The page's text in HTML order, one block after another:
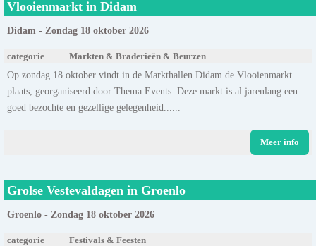
Vlooienmarkt in Didam
Didam - Zondag 18 oktober 2026
categorie Markten & Braderieën & Beurzen
Op zondag 18 oktober vindt in de Markthallen Didam de Vlooienmarkt
plaats, georganiseerd door Thema Events. Deze markt is al jarenlang een
goed bezochte en gezellige gelegenheid......
Meer info
Grolse Vestevaldagen in Groenlo
Groenlo - Zondag 18 oktober 2026
categorie Festivals & Feesten